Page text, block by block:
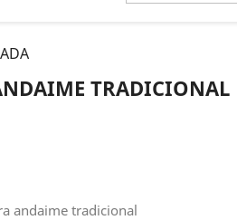
TRADICIONAL
andaime tradicional